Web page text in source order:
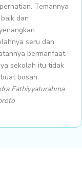
Temannya
dan
seru dan
bermanfaat,
sekolah itu tidak
bosan.
Fathiyyaturahma